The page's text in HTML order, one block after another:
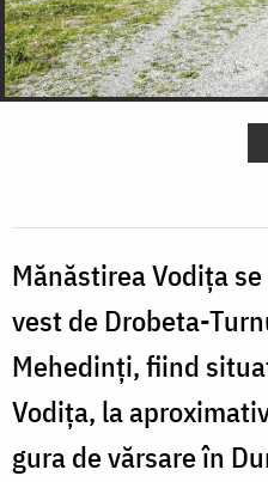
Mănăstirea Vodița
vest de Drobeta-
Mehedinți, fiind
Vodița, la
gura de vărsare în